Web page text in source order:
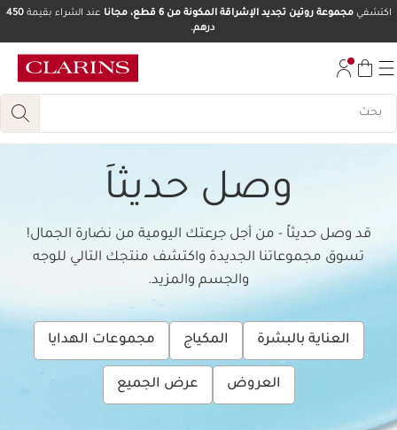
انتقل إلى أسفل الصفحة
اكتشفيمجموعة روتين تجديد الإشراقة المكونة من 6 قطع، مجانا عند الشراء بقيمة450
درهم.
وصل حديثاَ
قد وصل حديثاً - من أجل جرعتك اليومية من نضارة الجمال!
تسوق مجموعاتنا الجديدة واكتشف منتجك التالي للوجه
والجسم والمزيد.
العناية بالبشرة المكياج مجموعات الهدايا
العروض عرض الجميع